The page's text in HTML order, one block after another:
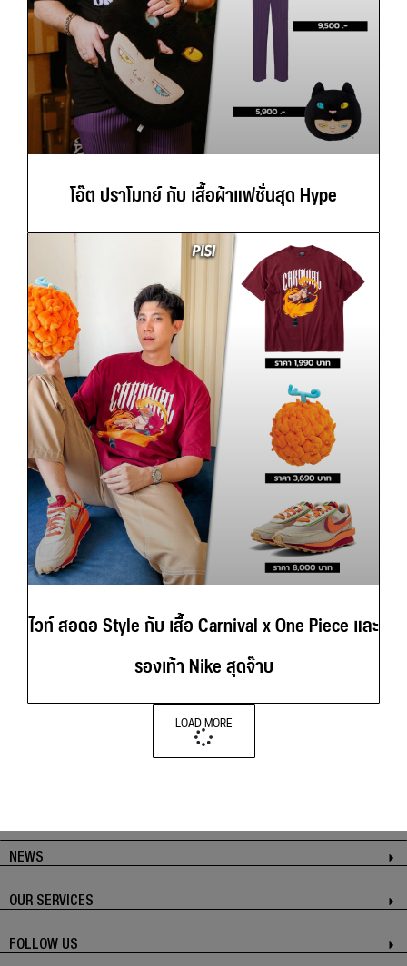
โอ๊ต ปราโมทย์ กับ เสื้อผ้าแฟชั่นสุด Hype
ไวท์ สอดอ Style กับ เสื้อ Carnival x One Piece และ
รองเท้า Nike สุดจ๊าบ
LOAD MORE
NEWS
OUR SERVICES
FOLLOW US